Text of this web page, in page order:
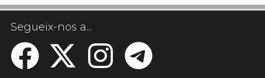
Segueix-nos a...